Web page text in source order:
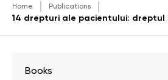
Home Publications
Books